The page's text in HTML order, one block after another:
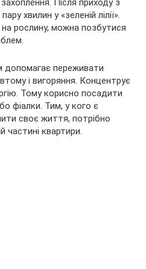
захоплення. Після приходу з
хвилин у «зеленій лілії».
рослину, можна позбутися
допомагає переживати
і вигоряння. Концентрує
Тому корисно посадити
фіалки. Тим, у кого є
своє життя, потрібно
частині квартири.